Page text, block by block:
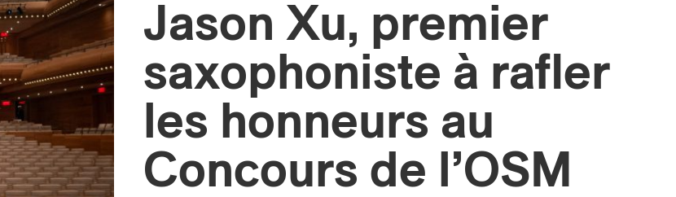
Jason Xu, premier
saxophoniste à rafler
les honneurs au
Concours de l’OSM